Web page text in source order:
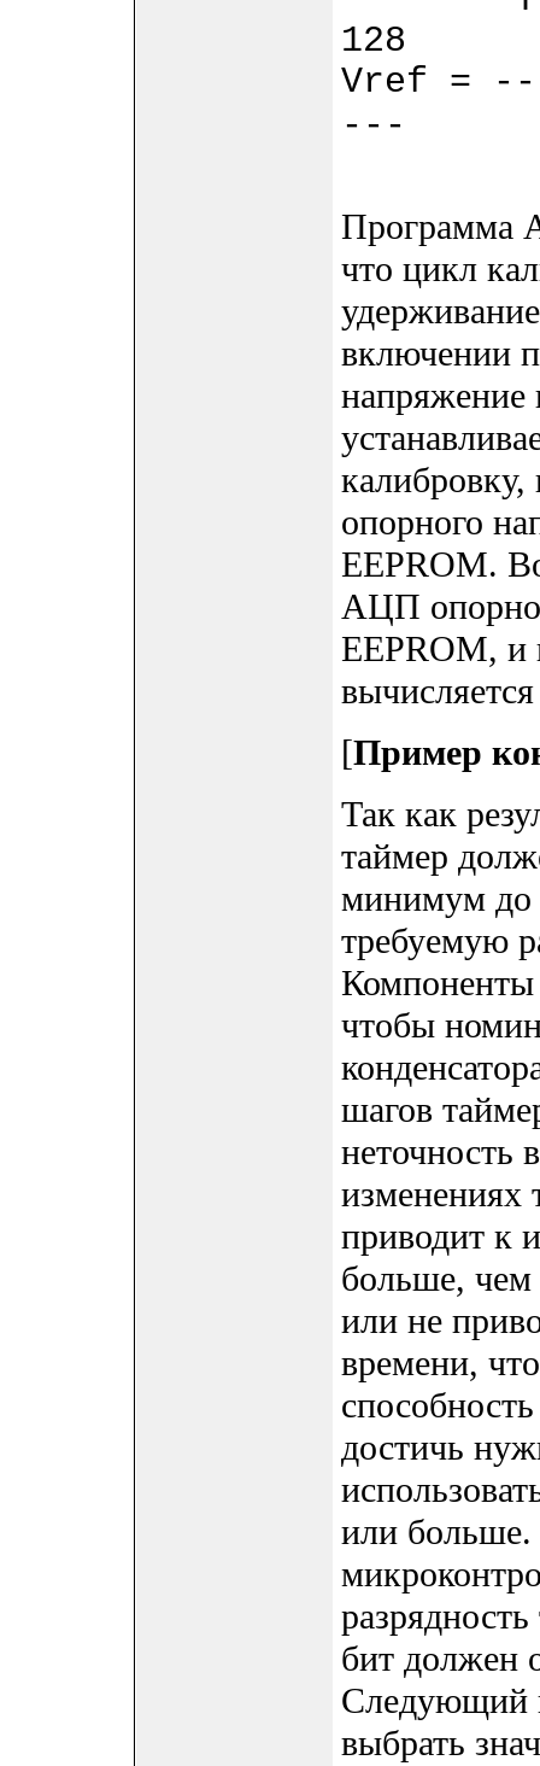
128
Vref =
---
Программа
что цикл
включении
напряжение
калибровку,
опорного
EEPROM.
АЦП
EEPROM, и
[Пример
Так как
таймер
минимум до
требуемую
чтобы
шагов
неточность
изменениях
приводит к
больше, чем
или не
времени,
достичь
или больше.
бит должен
Следующий
выбрать